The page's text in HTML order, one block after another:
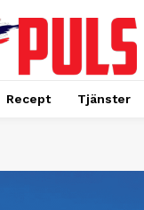
Recept Tjänster